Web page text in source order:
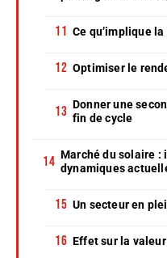
Ce qu’implique
Optimiser le
Donner une
fin de cycle
Marché du solaire :
dynamiques
Un secteur en
Effet sur la